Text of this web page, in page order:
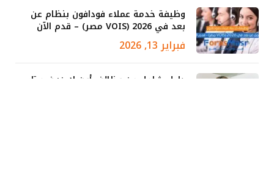
وظيفة خدمة عملاء فودافون بنظام عن
بعد في 2026 (VOIS مصر) – قدم الآن
فبراير 13, 2026
دليل شامل عن وظائف أون لاين: فرصتك